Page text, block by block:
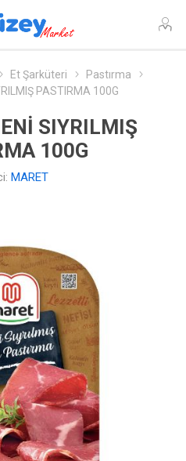
Et Şarküteri
Pastırma
PASTIRMA 100G
SIYRILMIŞ
100G
MARET